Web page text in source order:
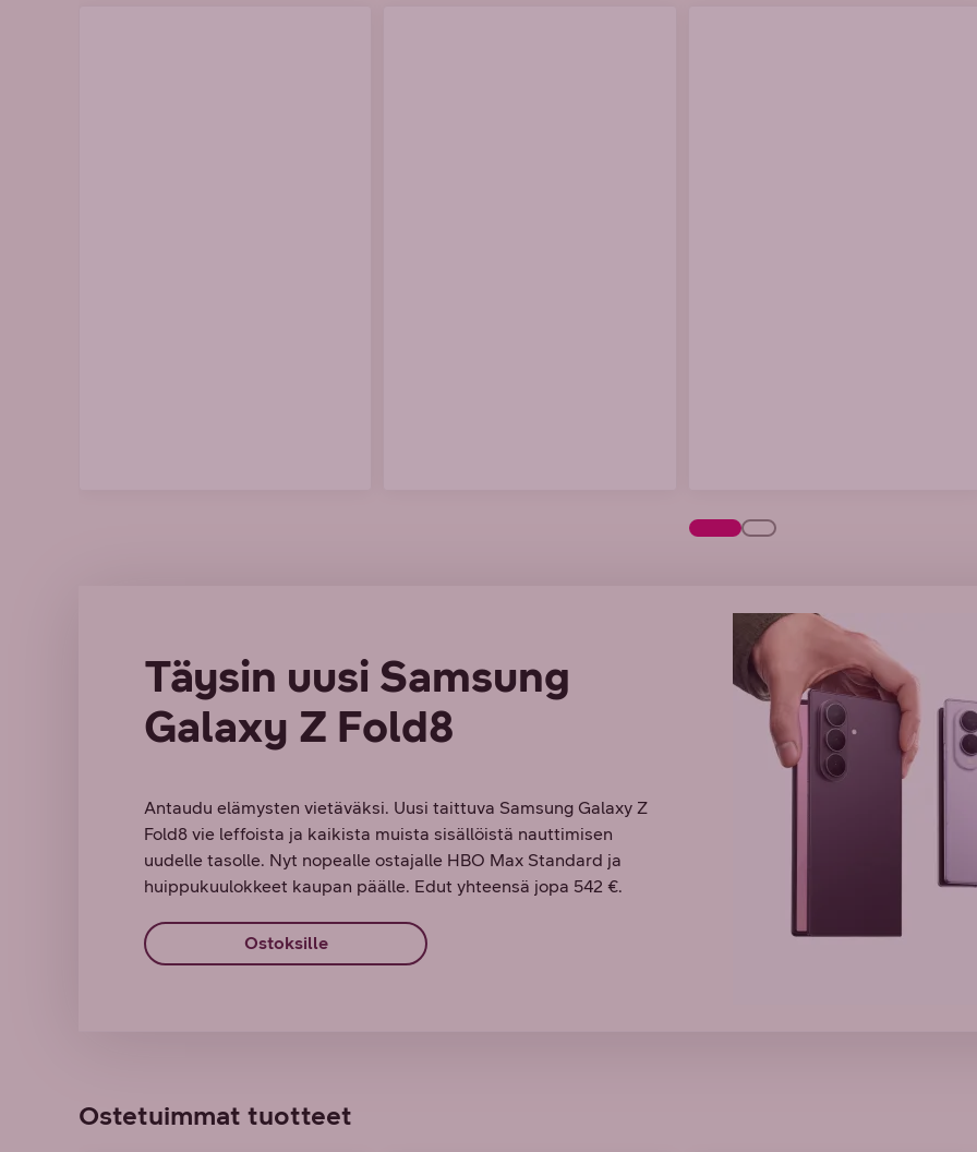
Täysin uusi Samsung
Galaxy Z Fold8
Antaudu elämysten vietäväksi. Uusi taittuva Samsung Galaxy Z
Fold8 vie leffoista ja kaikista muista sisällöistä nauttimisen
uudelle tasolle. Nyt nopealle ostajalle HBO Max Standard ja
huippukuulokkeet kaupan päälle. Edut yhteensä jopa 542 €.
Ostoksille
Ostetuimmat tuotteet